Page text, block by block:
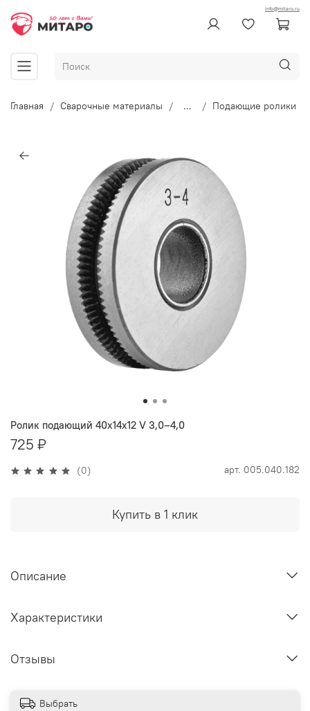
info@mitaro.ru
Главная Сварочные материалы ... Подающие ролики
(0) арт. 005.040.182
Ролик подающий 40х14х12 V 3,0–4,0
725 ₽
Купить в 1 клик
Описание
Характеристики
Отзывы
Выбрать